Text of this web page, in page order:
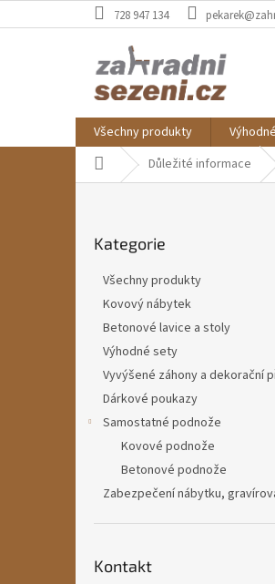
na
728 947 134
Všechny produkty
Domů Důležité informace
kategorie
Kategorie
Všechny produkty
Kovový nábytek
Betonové lavice a stoly
Výhodné sety
Vyvýšené záhony a dekorační
Dárkové poukazy
Samostatné podnože
Kovové podnože
Betonové podnože
Zabezpečení nábytku,
Kontakt